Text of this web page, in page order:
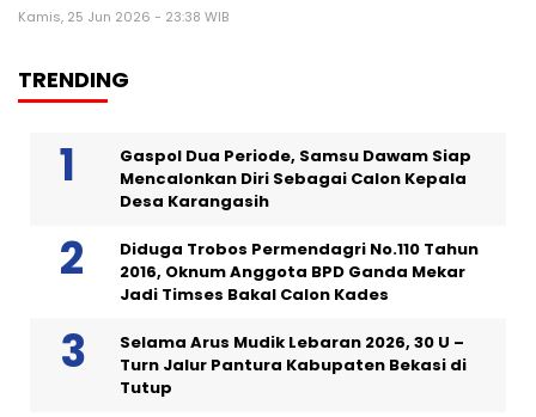
Kamis, 25 Jun 2026 - 23:38 WIB
TRENDING
Gaspol Dua Periode, Samsu Dawam Siap
Mencalonkan Diri Sebagai Calon Kepala
Desa Karangasih
Diduga Trobos Permendagri No.110 Tahun
2016, Oknum Anggota BPD Ganda Mekar
Jadi Timses Bakal Calon Kades
Selama Arus Mudik Lebaran 2026, 30 U –
Turn Jalur Pantura Kabupaten Bekasi di
Tutup